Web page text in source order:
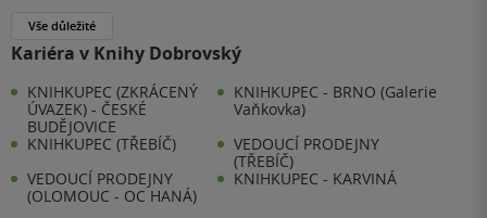
Vše důležité
Kariéra v Knihy Dobrovský
KNIHKUPEC (ZKRÁCENÝ
ÚVAZEK) - ČESKÉ
BUDĚJOVICE
KNIHKUPEC - BRNO (Galerie
Vaňkovka)
KNIHKUPEC (TŘEBÍČ)
VEDOUCÍ PRODEJNY
(TŘEBÍČ)
VEDOUCÍ PRODEJNY
(OLOMOUC - OC HANÁ)
KNIHKUPEC - KARVINÁ